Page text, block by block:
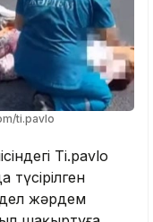
ti.pavlo
Ti.pavlo
жәрдем